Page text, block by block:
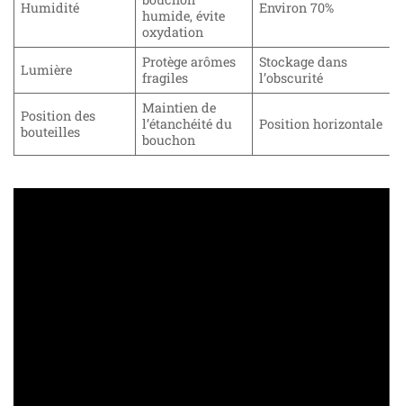
Humidité
humide, évite
oxydation
Environ 70%
Lumière
Protège arômes
fragiles
Stockage dans
l’obscurité
Position des
bouteilles
Maintien de
l’étanchéité du
bouchon
Position horizontale